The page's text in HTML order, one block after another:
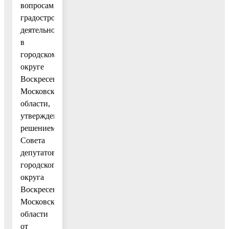
вопросам
градостроительной
деятельности
в
городском
округе
Воскресенск
Московской
области,
утвержденным
решением
Совета
депутатов
городского
округа
Воскресенск
Московской
области
от